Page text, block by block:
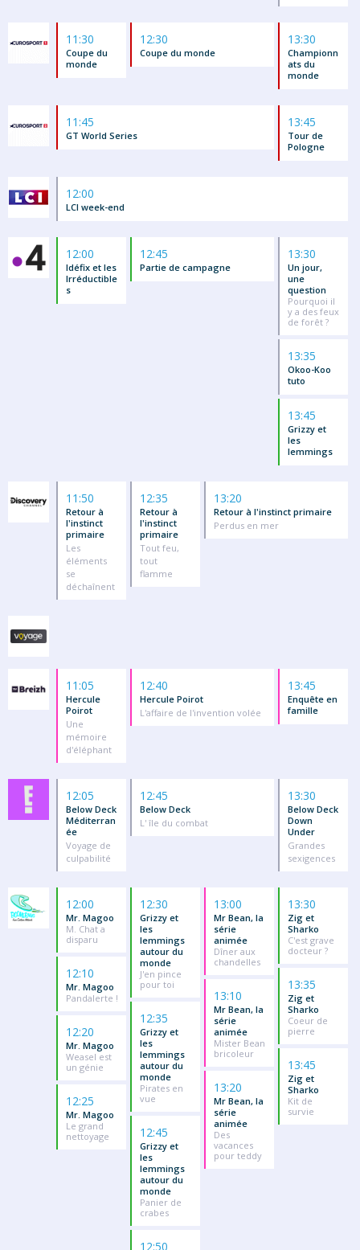
11:30
Coupe du
monde
12:30
Coupe du monde
13:30
Championn
ats du
monde
11:45
GT World Series
13:45
Tour de
Pologne
12:00
LCI week-end
12:00
Idéfix et les
Irréductible
s
12:45
Partie de campagne
13:30
Un jour,
une
question
Pourquoi il
y a des feux
de forêt ?
13:35
Okoo-Koo
tuto
13:45
Grizzy et
les
lemmings
11:50
Retour à
l'instinct
primaire
Les
éléments
se
déchaînent
12:35
Retour à
l'instinct
primaire
Tout feu,
tout
flamme
13:20
Retour à l'instinct primaire
Perdus en mer
11:05
Hercule
Poirot
Une
mémoire
d'éléphant
12:40
Hercule Poirot
L'affaire de l'invention volée
13:45
Enquête en
famille
12:05
Below Deck
Méditerran
ée
Voyage de
culpabilité
12:45
Below Deck
L' île du combat
13:30
Below Deck
Down
Under
Grandes
sexigences
12:00
Mr. Magoo
M. Chat a
disparu
12:10
Mr. Magoo
Pandalerte !
12:20
Mr. Magoo
Weasel est
un génie
12:25
Mr. Magoo
Le grand
nettoyage
12:30
Grizzy et
les
lemmings
autour du
monde
J'en pince
pour toi
12:35
Grizzy et
les
lemmings
autour du
monde
Pirates en
vue
12:45
Grizzy et
les
lemmings
autour du
monde
Panier de
crabes
12:50
13:00
Mr Bean, la
série
animée
Dîner aux
chandelles
13:10
Mr Bean, la
série
animée
Mister Bean
bricoleur
13:20
Mr Bean, la
série
animée
Des
vacances
pour teddy
13:30
Zig et
Sharko
C'est grave
docteur ?
13:35
Zig et
Sharko
Coeur de
pierre
13:45
Zig et
Sharko
Kit de
survie